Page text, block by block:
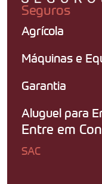
Seguros
Agrícola
Máquinas e
Garantia
Aluguel para
Entre em
SAC